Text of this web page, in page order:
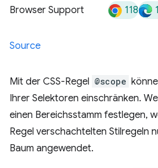
Browser Support 118
Source
Mit der CSS-Regel @scope
Ihrer Selektoren einschränken.
einen Bereichsstamm festlegen,
Regel verschachtelten Stilregeln
Baum angewendet.